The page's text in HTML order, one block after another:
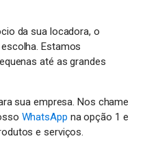
da sua locadora, o
Estamos
até as grandes
sua empresa. Nos chame
WhatsApp na opção 1 e
e serviços.